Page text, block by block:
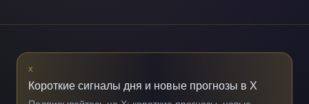
X
Короткие сигналы дня и новые прогнозы в X